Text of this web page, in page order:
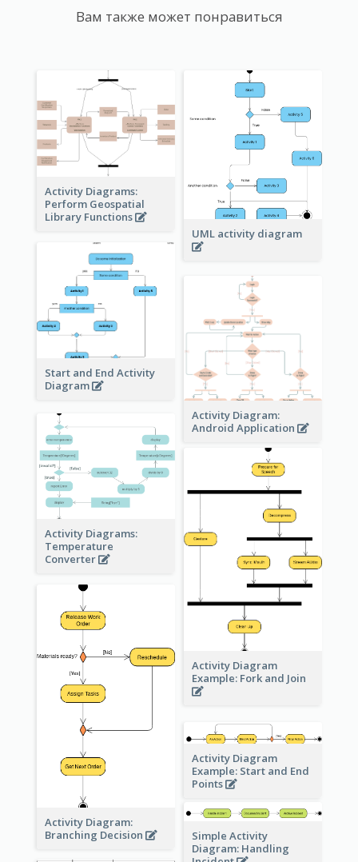
Вам также может понравиться
Activity Diagrams:
Perform Geospatial
Library Functions
UML activity diagram
Start and End Activity
Diagram
Activity Diagram:
Android Application
Activity Diagrams:
Temperature
Converter
Activity Diagram
Example: Fork and Join
Activity Diagram:
Branching Decision
Activity Diagram
Example: Start and End
Points
Simple Activity
Diagram: Handling